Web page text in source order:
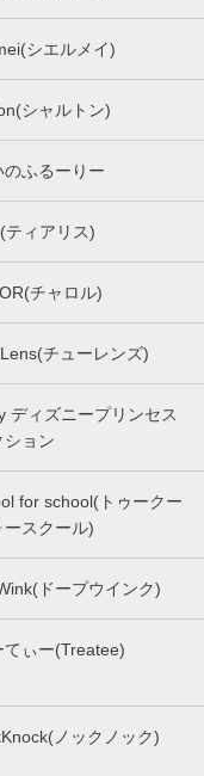
シエルメイ)
シャルトン)
のふるーりー
ティアリス)
チャロル)
チューレンズ)
ディズニープリンセス
ション
for school(トゥークー
ースクール)
ドープウインク)
てぃー(Treatee)
ノックノック)